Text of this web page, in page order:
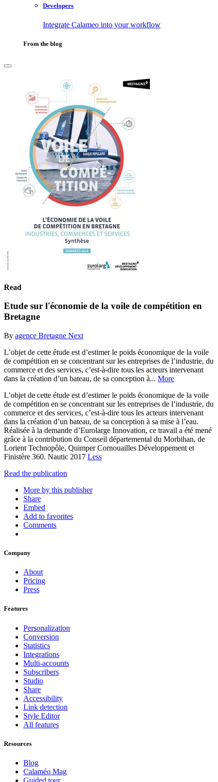
Developers
Integrate Calameo into your workflow
From the blog
Read
Etude sur l'économie de la voile de compétition en
Bretagne
By agence Bretagne Next
L’objet de cette étude est d’estimer le poids économique de la voile
de compétition en se concentrant sur les entreprises de l’industrie, du
commerce et des services, c’est-à-dire tous les acteurs intervenant
dans la création d’un bateau, de sa conception à... More
L’objet de cette étude est d’estimer le poids économique de la voile
de compétition en se concentrant sur les entreprises de l’industrie, du
commerce et des services, c’est-à-dire tous les acteurs intervenant
dans la création d’un bateau, de sa conception à sa mise à l’eau.
Réalisée à la demande d’Eurolarge Innovation, ce travail a été mené
grâce à la contribution du Conseil départemental du Morbihan, de
Lorient Technopôle, Quimper Cornouailles Développement et
Finistère 360. Nautic 2017 Less
Read the publication
More by this publisher
Share
Embed
Add to favorites
Comments
Company
About
Pricing
Press
Features
Personalization
Conversion
Statistics
Integrations
Multi-accounts
Subscribers
Studio
Share
Accessibility
Link detection
Style Editor
All features
Resources
Blog
Calaméo Mag
Guided tour